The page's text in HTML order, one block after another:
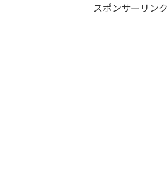
スポンサーリンク